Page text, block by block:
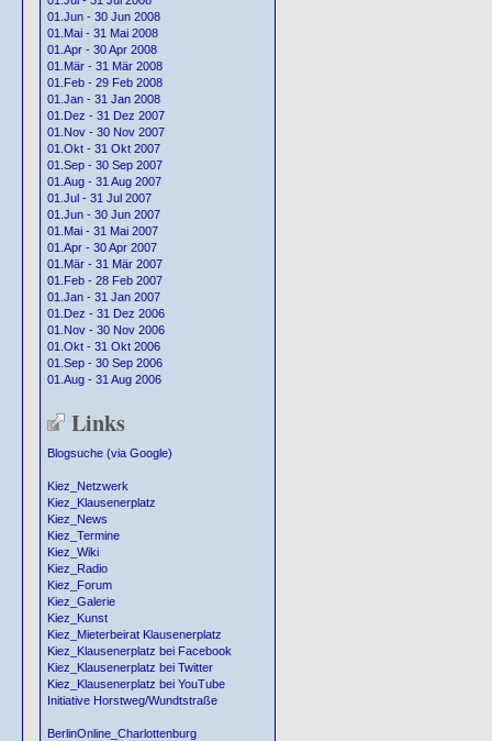
01.Jun - 30 Jun 2008
01.Mai - 31 Mai 2008
01.Apr - 30 Apr 2008
01.Mär - 31 Mär 2008
01.Feb - 29 Feb 2008
01.Jan - 31 Jan 2008
01.Dez - 31 Dez 2007
01.Nov - 30 Nov 2007
01.Okt - 31 Okt 2007
01.Sep - 30 Sep 2007
01.Aug - 31 Aug 2007
01.Jul - 31 Jul 2007
01.Jun - 30 Jun 2007
01.Mai - 31 Mai 2007
01.Apr - 30 Apr 2007
01.Mär - 31 Mär 2007
01.Feb - 28 Feb 2007
01.Jan - 31 Jan 2007
01.Dez - 31 Dez 2006
01.Nov - 30 Nov 2006
01.Okt - 31 Okt 2006
01.Sep - 30 Sep 2006
01.Aug - 31 Aug 2006
Links
Blogsuche (via Google)
Kiez_Netzwerk
Kiez_Klausenerplatz
Kiez_News
Kiez_Termine
Kiez_Wiki
Kiez_Radio
Kiez_Forum
Kiez_Galerie
Kiez_Kunst
Kiez_Mieterbeirat Klausenerplatz
Kiez_Klausenerplatz bei Facebook
Kiez_Klausenerplatz bei Twitter
Kiez_Klausenerplatz bei YouTube
Initiative Horstweg/Wundtstraße
BerlinOnline_Charlottenburg